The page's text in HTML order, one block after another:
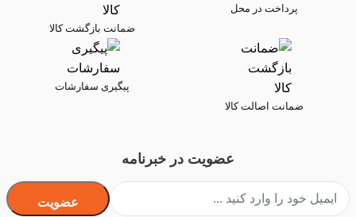
پرداخت در محل
ضمانت بازگشت کالا
ضمانت اصالت کالا
پیگیری سفارشات
عضویت در خبرنامه
عضویت